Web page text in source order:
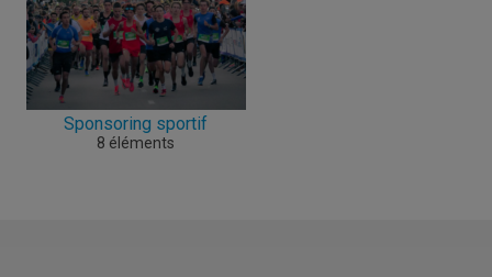
Sponsoring sportif
8 éléments